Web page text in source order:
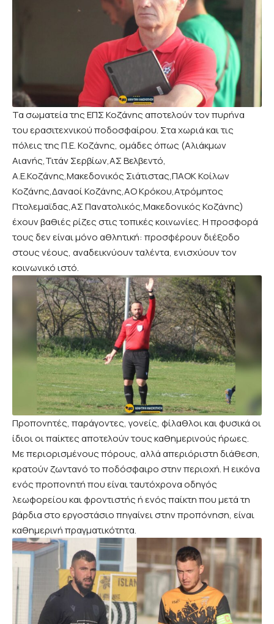
Τα σωματεία της ΕΠΣ Κοζάνης αποτελούν τον πυρήνα
του ερασιτεχνικού ποδοσφαίρου. Στα χωριά και τις
πόλεις της Π.Ε. Κοζάνης, ομάδες όπως (Αλιάκμων
Αιανής,Τιτάν Σερβίων,ΑΣ Βελβεντό,
Α.Ε.Κοζάνης,Μακεδονικός Σιάτιστας,ΠΑΟΚ Κοίλων
Κοζάνης,Δαναοί Κοζάνης,ΑΟ Κρόκου,Ατρόμητος
Πτολεμαϊδας,ΑΣ Πανατολικός,Μακεδονικός Κοζάνης)
έχουν βαθιές ρίζες στις τοπικές κοινωνίες. Η προσφορά
τους δεν είναι μόνο αθλητική: προσφέρουν διέξοδο
στους νέους, αναδεικνύουν ταλέντα, ενισχύουν τον
κοινωνικό ιστό.
Προπονητές, παράγοντες, γονείς, φίλαθλοι και φυσικά οι
ίδιοι οι παίκτες αποτελούν τους καθημερινούς ήρωες.
Με περιορισμένους πόρους, αλλά απεριόριστη διάθεση,
κρατούν ζωντανό το ποδόσφαιρο στην περιοχή. Η εικόνα
ενός προπονητή που είναι ταυτόχρονα οδηγός
λεωφορείου και φροντιστής ή ενός παίκτη που μετά τη
βάρδια στο εργοστάσιο πηγαίνει στην προπόνηση, είναι
καθημερινή πραγματικότητα.